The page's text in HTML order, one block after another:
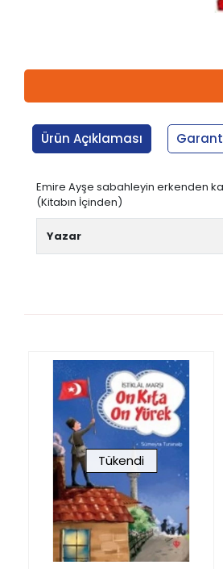
Ürün Açıklaması
Emire Ayşe sabahleyin erkenden
(Kitabın İçinden)
Yazar
Tükendi